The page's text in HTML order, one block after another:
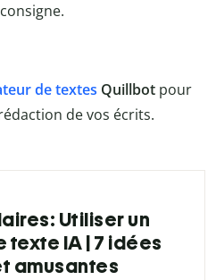
de textes Quillbot pour
de vos écrits.
Utiliser un
IA | 7 idées
amusantes